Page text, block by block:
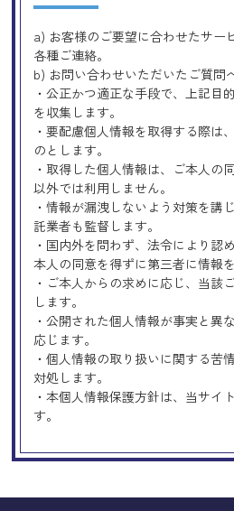
a) お客様のご要望に合わせたサー
各種ご連絡。
b) お問い合わせいただいたご質問
・公正かつ適正な手段で、上記目
を収集します。
・要配慮個人情報を取得する際は
のとします。
・取得した個人情報は、ご本人の
以外では利用しません。
・情報が漏洩しないよう対策を講
託業者も監督します。
・国内外を問わず、法令により認
本人の同意を得ずに第三者に情報
・ご本人からの求めに応じ、当該
します。
・公開された個人情報が事実と異
応じます。
・個人情報の取り扱いに関する苦
対処します。
・本個人情報保護方針は、当サイ
す。
Googleアナリティク